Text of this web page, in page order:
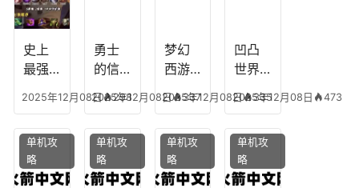
龙宫
怎么
史上
最强
容搭
配，
最强
法师
2025年12月08日 298
勇士
的信
物技
能，
勇士
的信
仰宠
2025年12月08日 337
梦幻
西游
炼丹
炉攻
略，
梦幻
西游
2025年12月08日 335
凹凸
世界
全部
阵容
搭
配，
凹凸
2025年12月08日 473
单机攻
略
单机攻
略
单机攻
略
单机攻
略